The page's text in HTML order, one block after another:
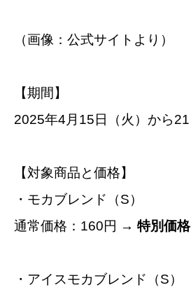
（画像：公式サイトより）
【期間】
2025年4月15日（火）から21
【対象商品と価格】
・モカブレンド（S）
通常価格：160円 → 特別価
・アイスモカブレンド（S）